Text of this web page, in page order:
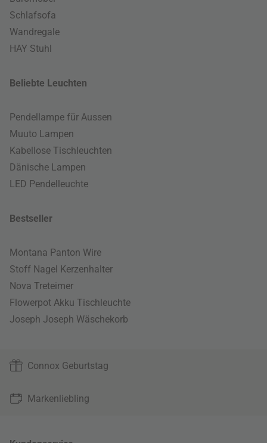
Schlafsofa
Wandregale
HAY Stuhl
Beliebte Leuchten
Pendellampe für Aussen
Muuto Lampen
Kabellose Tischleuchten
Dänische Lampen
LED Pendelleuchte
Bestseller
Montana Panton Wire
Stoff Nagel Kerzenhalter
Nova Treteimer
Flowerpot Akku Tischleuchte
Joseph Joseph Wäschekorb
Connox Geburtstag
Markenliebling